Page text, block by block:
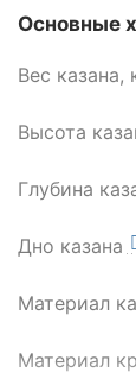
Основные
Вес казана,
Высота
Глубина
Дно казана
Материал
Материал